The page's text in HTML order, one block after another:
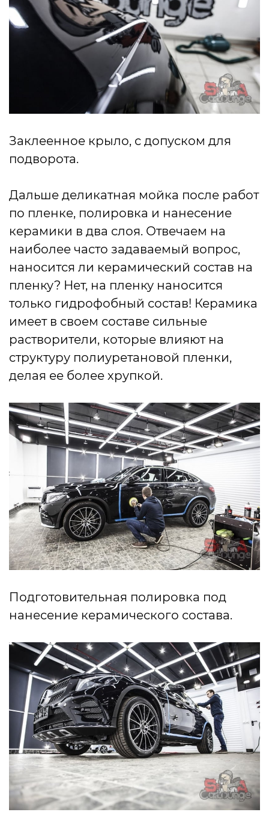
Заклеенное крыло, с допуском для
подворота.
Дальше деликатная мойка после работ
по пленке, полировка и нанесение
керамики в два слоя. Отвечаем на
наиболее часто задаваемый вопрос,
наносится ли керамический состав на
пленку? Нет, на пленку наносится
только гидрофобный состав! Керамика
имеет в своем составе сильные
растворители, которые влияют на
структуру полиуретановой пленки,
делая ее более хрупкой.
Подготовительная полировка под
нанесение керамического состава.